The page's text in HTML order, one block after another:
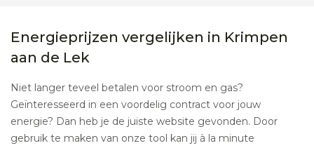
Energieprijzen vergelijken in Krimpen
aan de Lek
Niet langer teveel betalen voor stroom en gas?
Geïnteresseerd in een voordelig contract voor jouw
energie? Dan heb je de juiste website gevonden. Door
gebruik te maken van onze tool kan jij à la minute